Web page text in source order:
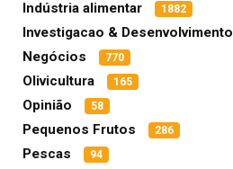
Indústria alimentar 1882
Investigacao & Desenvolvimento
Negócios 770
Olivicultura 165
Opinião 58
Pequenos Frutos 286
Pescas 94